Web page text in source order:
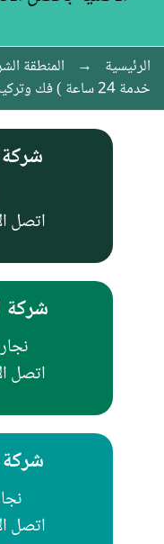
الرئيسية → المنطقة
خدمة 24 ساعة ) فك وتركيب ابواب خشب
اتصل الان
شركة
اتصل الان
شركة
اتصل الان